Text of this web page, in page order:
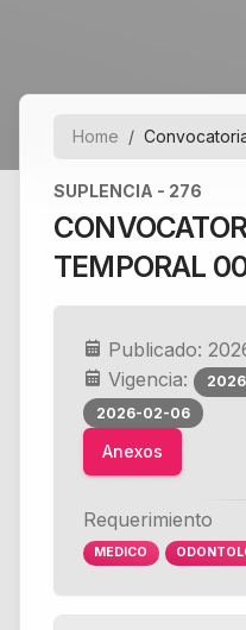
Home
SUPLENCIA - 276
TEMPORAL
Publicado:
Vigencia:
2026-02-06
Anexos
Requerimiento
MEDICO